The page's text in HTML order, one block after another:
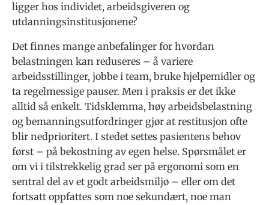
ligger hos individet, arbeidsgiveren og
utdanningsinstitusjonene?
Det finnes mange anbefalinger for hvordan
belastningen kan reduseres – å variere
arbeidsstillinger, jobbe i team, bruke hjelpemidler og
ta regelmessige pauser. Men i praksis er det ikke
alltid så enkelt. Tidsklemma, høy arbeidsbelastning
og bemanningsutfordringer gjør at restitusjon ofte
blir nedprioritert. I stedet settes pasientens behov
først – på bekostning av egen helse. Spørsmålet er
om vi i tilstrekkelig grad ser på ergonomi som en
sentral del av et godt arbeidsmiljø – eller om det
fortsatt oppfattes som noe sekundært, noe man